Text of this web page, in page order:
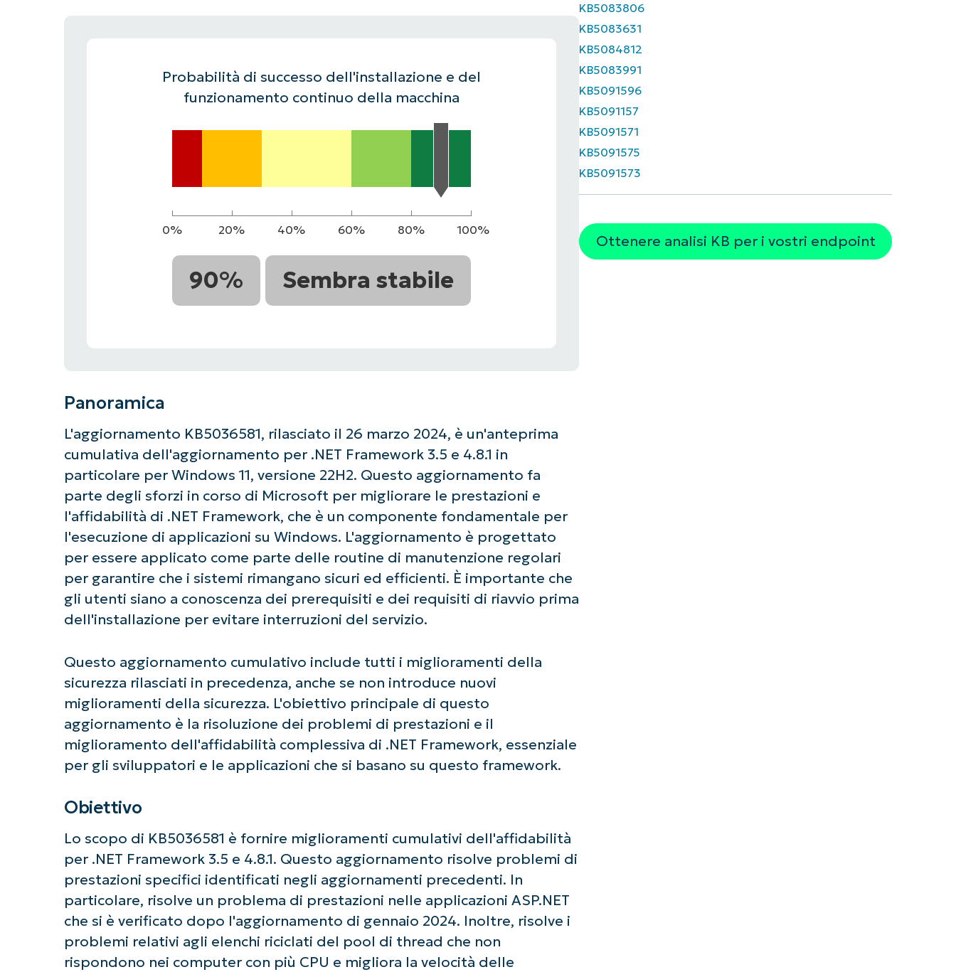
Probabilità di successo dell'installazione e del
funzionamento continuo della macchina
0% 20% 40% 60% 80% 100%
90% Sembra stabile
Panoramica
L'aggiornamento KB5036581, rilasciato il 26 marzo 2024, è un'anteprima
cumulativa dell'aggiornamento per .NET Framework 3.5 e 4.8.1 in
particolare per Windows 11, versione 22H2. Questo aggiornamento fa
parte degli sforzi in corso di Microsoft per migliorare le prestazioni e
l'affidabilità di .NET Framework, che è un componente fondamentale per
l'esecuzione di applicazioni su Windows. L'aggiornamento è progettato
per essere applicato come parte delle routine di manutenzione regolari
per garantire che i sistemi rimangano sicuri ed efficienti. È importante che
gli utenti siano a conoscenza dei prerequisiti e dei requisiti di riavvio prima
dell'installazione per evitare interruzioni del servizio.
Questo aggiornamento cumulativo include tutti i miglioramenti della
sicurezza rilasciati in precedenza, anche se non introduce nuovi
miglioramenti della sicurezza. L'obiettivo principale di questo
aggiornamento è la risoluzione dei problemi di prestazioni e il
miglioramento dell'affidabilità complessiva di .NET Framework, essenziale
per gli sviluppatori e le applicazioni che si basano su questo framework.
Obiettivo
Lo scopo di KB5036581 è fornire miglioramenti cumulativi dell'affidabilità
per .NET Framework 3.5 e 4.8.1. Questo aggiornamento risolve problemi di
prestazioni specifici identificati negli aggiornamenti precedenti. In
particolare, risolve un problema di prestazioni nelle applicazioni ASP.NET
che si è verificato dopo l'aggiornamento di gennaio 2024. Inoltre, risolve i
problemi relativi agli elenchi riciclati del pool di thread che non
rispondono nei computer con più CPU e migliora la velocità delle
KB5083806
KB5083631
KB5084812
KB5083991
KB5091596
KB5091157
KB5091571
KB5091575
KB5091573
Ottenere analisi KB per i vostri endpoint
Iniziate con le analisi KB guidate dall'AI di NinjaOne!
Non è richiesta alcuna carta di credito e si ha accesso completo a tutte le funzionalità.
First
last
name*
Business
email*
Phone
number*